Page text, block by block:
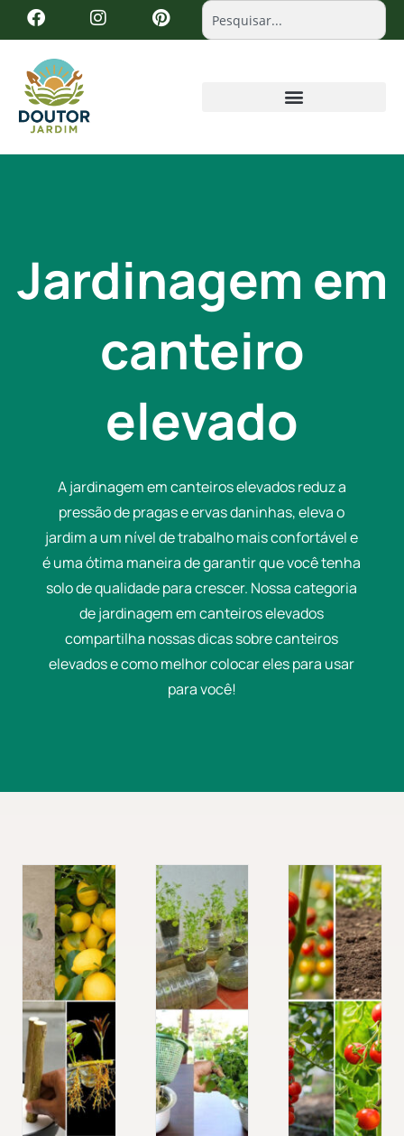
Jardinagem em
canteiro
elevado
A jardinagem em canteiros elevados reduz a
pressão de pragas e ervas daninhas, eleva o
jardim a um nível de trabalho mais confortável e
é uma ótima maneira de garantir que você tenha
solo de qualidade para crescer. Nossa categoria
de jardinagem em canteiros elevados
compartilha nossas dicas sobre canteiros
elevados e como melhor colocar eles para usar
para você!